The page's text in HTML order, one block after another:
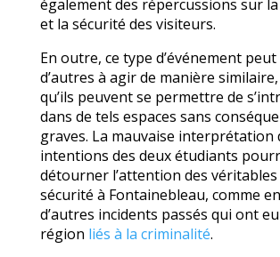
également des répercussions sur
et la sécurité des visiteurs.
En outre, ce type d’événement
d’autres à agir de manière
qu’ils peuvent se permettre de
dans de tels espaces sans
graves. La mauvaise interprétation
intentions des deux étudiants
détourner l’attention des véritables
sécurité à Fontainebleau, comme
d’autres incidents passés qui ont
région liés à la criminalité.